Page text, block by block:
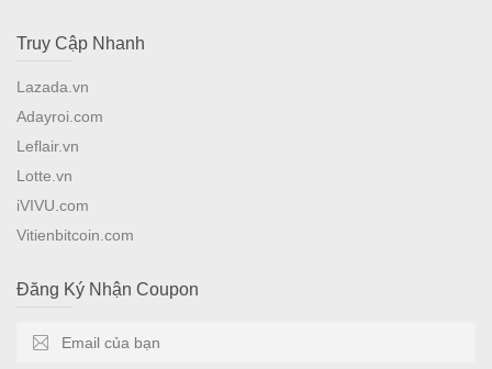
Truy Cập Nhanh
Lazada.vn
Adayroi.com
Leflair.vn
Lotte.vn
iVIVU.com
Vitienbitcoin.com
Đăng Ký Nhận Coupon